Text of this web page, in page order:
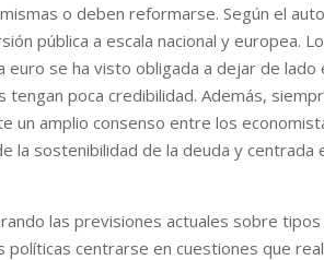
o deben reformarse. Según el
pública a escala nacional y europea.
euro se ha visto obligada a dejar de lado
poca credibilidad. Además,
un amplio consenso entre los
la sostenibilidad de la deuda y centrada
las previsiones actuales sobre
políticas centrarse en cuestiones que